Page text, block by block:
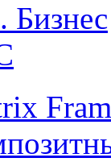
Бизнес